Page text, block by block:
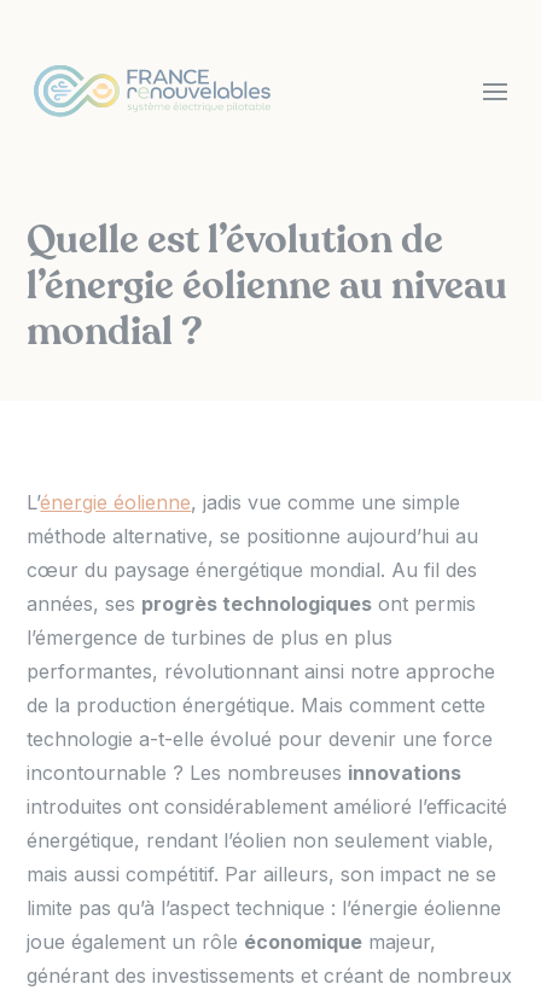
Quelle est l’évolution de
l’énergie éolienne au niveau
mondial ?
L’énergie éolienne, jadis vue comme une simple
méthode alternative, se positionne aujourd’hui au
cœur du paysage énergétique mondial. Au fil des
années, ses progrès technologiques ont permis
l’émergence de turbines de plus en plus
performantes, révolutionnant ainsi notre approche
de la production énergétique. Mais comment cette
technologie a-t-elle évolué pour devenir une force
incontournable ? Les nombreuses innovations
introduites ont considérablement amélioré l’efficacité
énergétique, rendant l’éolien non seulement viable,
mais aussi compétitif. Par ailleurs, son impact ne se
limite pas qu’à l’aspect technique : l’énergie éolienne
joue également un rôle économique majeur,
générant des investissements et créant de nombreux